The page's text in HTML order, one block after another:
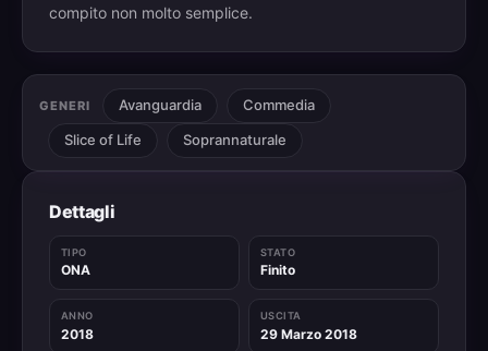
compito non molto semplice.
GENERI Avanguardia
Commedia
Slice of Life
Soprannaturale
Dettagli
TIPO
ONA
STATO
Finito
ANNO
2018
USCITA
29 Marzo 2018